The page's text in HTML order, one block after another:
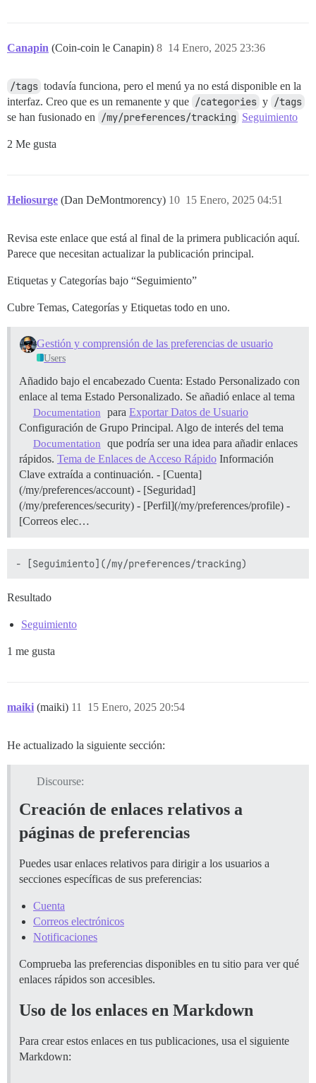
Canapin (Coin-coin le Canapin) 14 Enero, 2025 23:36
8
/tags todavía funciona, pero el menú ya no está disponible en la
interfaz. Creo que es un remanente y que /categories y /tags
se han fusionado en /my/preferences/tracking Seguimiento
2 Me gusta
Heliosurge (Dan DeMontmorency) 15 Enero, 2025 04:51
10
Revisa este enlace que está al final de la primera publicación aquí.
Parece que necesitan actualizar la publicación principal.
Etiquetas y Categorías bajo “Seguimiento”
Cubre Temas, Categorías y Etiquetas todo en uno.
Gestión y comprensión de las preferencias de usuario
Users
Añadido bajo el encabezado Cuenta: Estado Personalizado con
enlace al tema Estado Personalizado. Se añadió enlace al tema
Documentation para Exportar Datos de Usuario
Configuración de Grupo Principal. Algo de interés del tema
Documentation
que podría ser una idea para añadir enlaces
rápidos. Tema de Enlaces de Acceso Rápido Información
Clave extraída a continuación. - [Cuenta]
(/my/preferences/account) - [Seguridad]
(/my/preferences/security) - [Perfil](/my/preferences/profile) -
[Correos elec…
Resultado
Seguimiento
1 me gusta
maiki (maiki) 15 Enero, 2025 20:54
11
He actualizado la siguiente sección:
Discourse:
Creación de enlaces relativos a
páginas de preferencias
Puedes usar enlaces relativos para dirigir a los usuarios a
secciones específicas de sus preferencias:
Cuenta
Correos electrónicos
Notificaciones
Comprueba las preferencias disponibles en tu sitio para ver qué
enlaces rápidos son accesibles.
Uso de los enlaces en Markdown
Para crear estos enlaces en tus publicaciones, usa el siguiente
Markdown: